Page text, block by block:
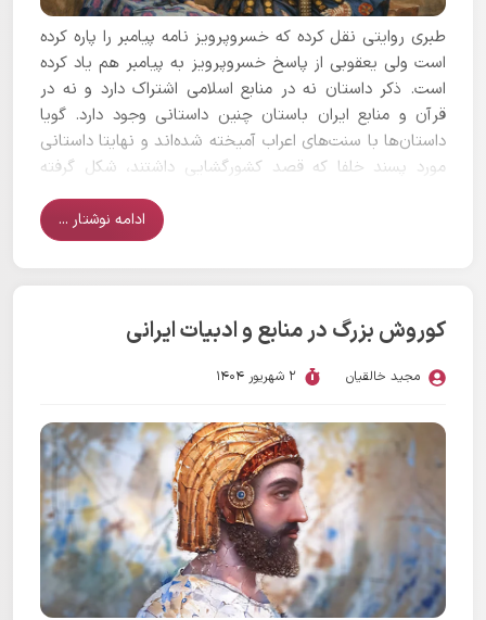
طبری روایتی نقل کرده که خسروپرویز نامه پیامبر را پاره کرده
است ولی یعقوبی از پاسخ خسروپرویز به پیامبر هم یاد کرده
است. ذکر داستان نه در منابع اسلامی اشتراک دارد و نه در
قرآن و منابع ایران باستان چنین داستانی وجود دارد. گویا
داستان‌ها با سنت‌های اعراب آمیخته شده‌اند و نهایتا داستانی
مورد پسند خلفا که قصد کشورگشایی داشتند، شکل گرفته
ادامه نوشتار ...
کوروش بزرگ در منابع و ادبیات ایرانی
مجید خالقیان 2 شهریور 1404